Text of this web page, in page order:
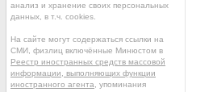
анализ и хранение своих персональных
данных, в т.ч. cookies.
На сайте могут содержаться ссылки на
СМИ, физлиц включённые Минюстом в
Реестр иностранных средств массовой
информации, выполняющих функции
иностранного агента , упоминания